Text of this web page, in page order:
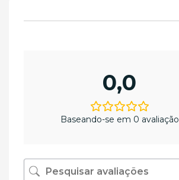
0,0
Baseando-se em 0 avaliação